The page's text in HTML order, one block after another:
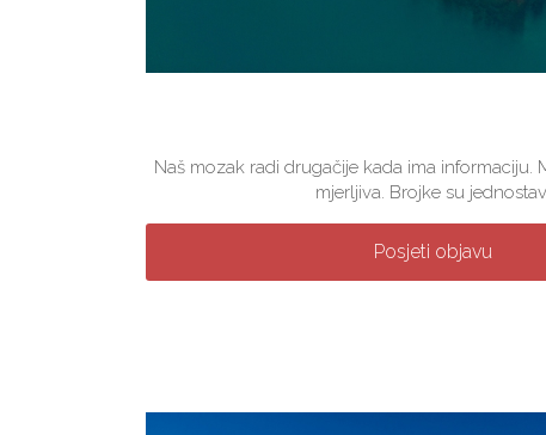
Naš mozak radi drugačije kada ima informaciju.
mjerljiva. Brojke su
Posjeti objavu